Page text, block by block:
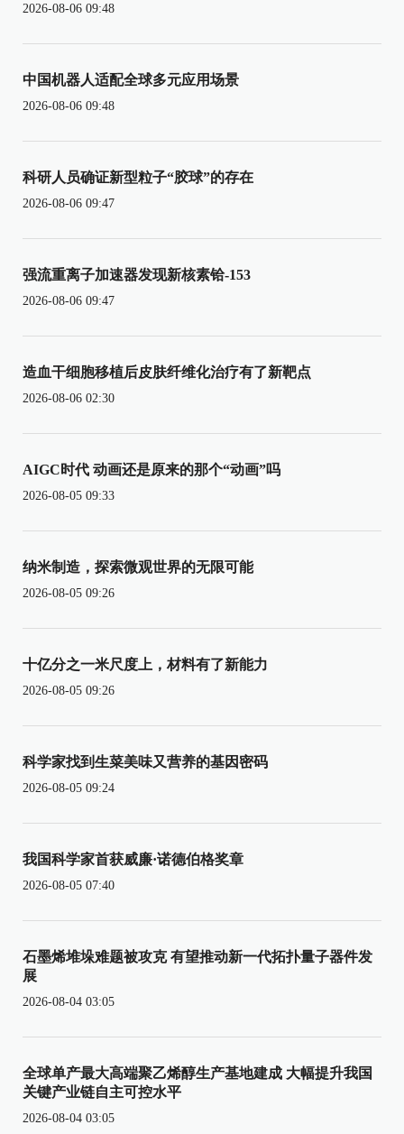
2026-08-06 09:48
中国机器人适配全球多元应用场景
2026-08-06 09:48
科研人员确证新型粒子“胶球”的存在
2026-08-06 09:47
强流重离子加速器发现新核素铪-153
2026-08-06 09:47
造血干细胞移植后皮肤纤维化治疗有了新靶点
2026-08-06 02:30
AIGC时代 动画还是原来的那个“动画”吗
2026-08-05 09:33
纳米制造，探索微观世界的无限可能
2026-08-05 09:26
十亿分之一米尺度上，材料有了新能力
2026-08-05 09:26
科学家找到生菜美味又营养的基因密码
2026-08-05 09:24
我国科学家首获威廉·诺德伯格奖章
2026-08-05 07:40
石墨烯堆垛难题被攻克 有望推动新一代拓扑量子器件发
展
2026-08-04 03:05
全球单产最大高端聚乙烯醇生产基地建成 大幅提升我国
关键产业链自主可控水平
2026-08-04 03:05